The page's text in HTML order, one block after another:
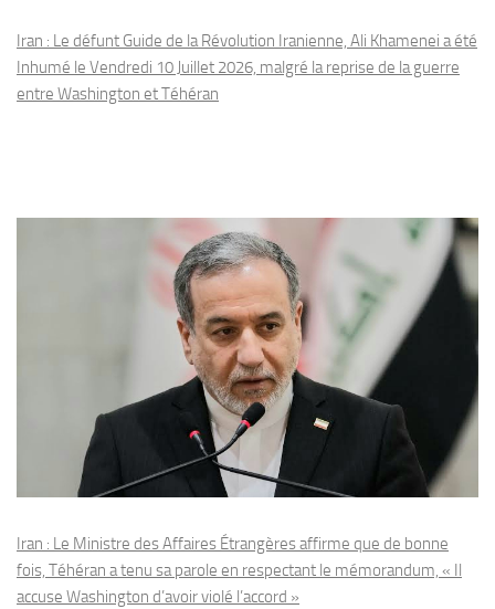
Iran : Le défunt Guide de la Révolution Iranienne, Ali Khamenei a été
Inhumé le Vendredi 10 Juillet 2026, malgré la reprise de la guerre
entre Washington et Téhéran
Iran : Le Ministre des Affaires Étrangères affirme que de bonne
fois, Téhéran a tenu sa parole en respectant le mémorandum, « Il
accuse Washington d’avoir violé l’accord »